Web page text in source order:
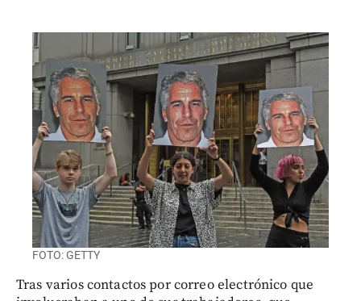
FOTO: GETTY
Tras varios contactos por correo electrónico que